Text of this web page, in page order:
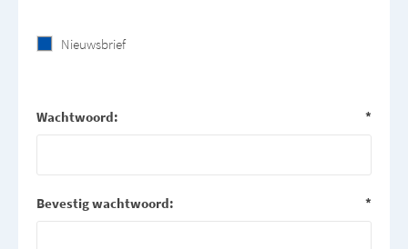
Nieuwsbrief
Wachtwoord: *
Bevestig wachtwoord: *